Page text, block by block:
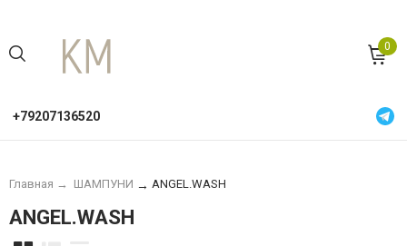
0
+79207136520
Главная → ШАМПУНИ → ANGEL.WASH
ANGEL.WASH